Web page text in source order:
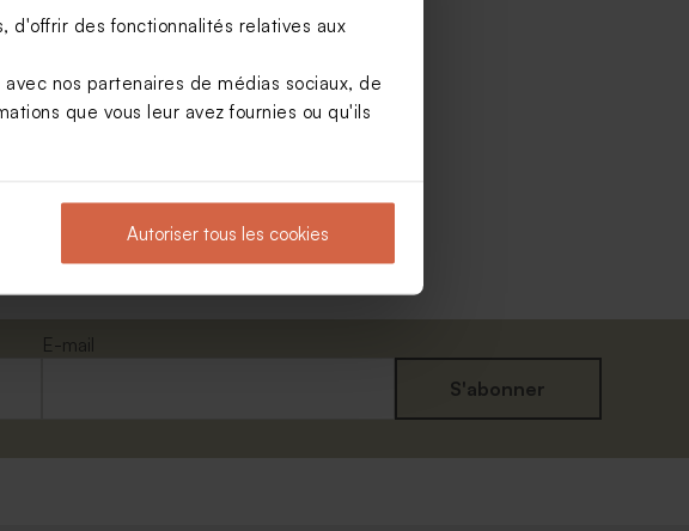
d'offrir des fonctionnalités relatives aux
nos partenaires de médias sociaux, de
que vous leur avez fournies ou qu'ils
Autoriser tous les cookies
E-mail
S'abonner